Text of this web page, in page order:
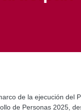
de la ejecución del
de Personas 2025,